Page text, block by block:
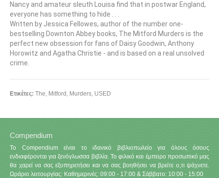
Nancy and amateur sleuth Louisa find that in postwar England,
everyone has something to hide . . .
Written by Jessica Fellowes, author of the number one-
bestselling Downton Abbey books, The Mitford Murders is the
perfect new obsession for fans of Daisy Goodwin, Anthony
Horowitz and Agatha Christie - and is based on a real unsolved
crime.
Ετικέτες: The, Mitford , Murders, USED
Compendium
Το Compendium είναι το ιδανικό βιβλιοπωλείο για όλους όσους
ενδιαφέρονται για ξενόγλωσσα βιβλία. Το φιλικό και έμπειρο προσωπικό μας
θα χαρεί να σας εξυπηρετήσει και να σας βοηθήσει να βρείτε ο,τι ψάχνετε.
Ωράριο λειτουργίας: Καθημερινές: 09:00 - 17:00 & Σάββατο: 10:00 - 15:00